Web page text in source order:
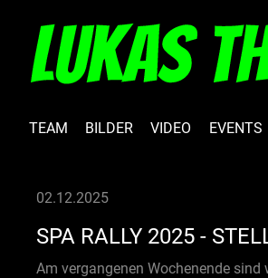
TEAM BILDER VIDEO EVENTS
02.12.2025
SPA RALLY 2025 -
Am vergangenen Wochenende